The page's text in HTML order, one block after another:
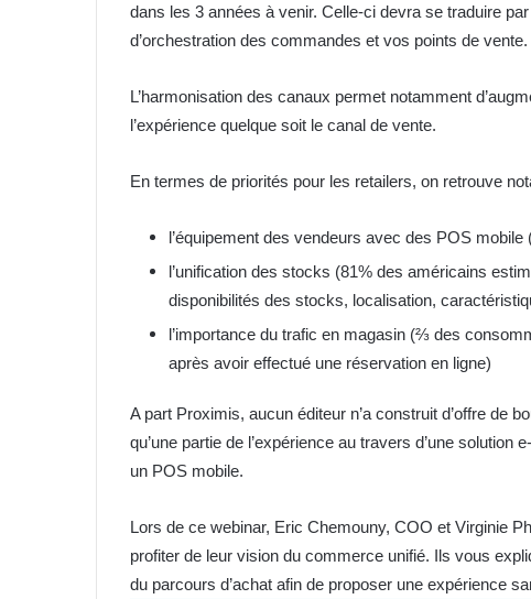
dans les 3 années à venir. Celle-ci devra se traduire
d’orchestration des commandes et vos points de vente.
L’harmonisation des canaux permet notamment
l’expérience quelque soit le canal de vente.
En termes de priorités pour les retailers, on retrouve
l’équipement des vendeurs avec des POS mobile
l’unification des stocks (81% des américains
disponibilités des stocks, localisation,
l’importance du trafic en magasin (⅔ des
après avoir effectué une réservation en ligne)
A part Proximis, aucun éditeur n’a construit d’offre de
qu’une partie de l’expérience au travers d’une
un POS mobile.
Lors de ce webinar, Eric Chemouny, COO et Virginie
profiter de leur vision du commerce unifié. Ils vous
du parcours d’achat afin de proposer une expérience